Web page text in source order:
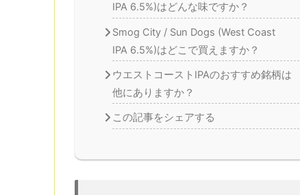
IPA 6.5%)はどんな味ですか？
Smog City / Sun Dogs (West Coast
IPA 6.5%)はどこで買えますか？
ウエストコーストIPAのおすすめ銘柄は
他にありますか？
この記事をシェアする